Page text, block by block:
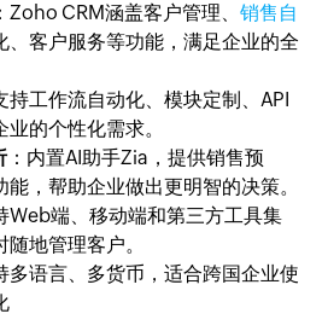
：Zoho CRM涵盖客户管理、销售自
、客户服务等功能，满足企业的全
持工作流自动化、模块定制、API
的个性化需求。
：内置AI助手Zia，提供销售预
，帮助企业做出更明智的决策。
Web端、移动端和第三方工具集
地管理客户。
多语言、多货币，适合跨国企业使